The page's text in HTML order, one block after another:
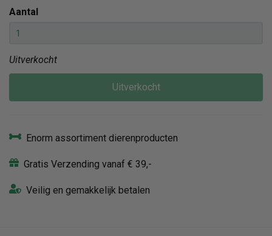
Aantal
Uitverkocht
Uitverkocht
Enorm assortiment dierenproducten
Gratis Verzending vanaf € 39,-
Veilig en gemakkelijk betalen